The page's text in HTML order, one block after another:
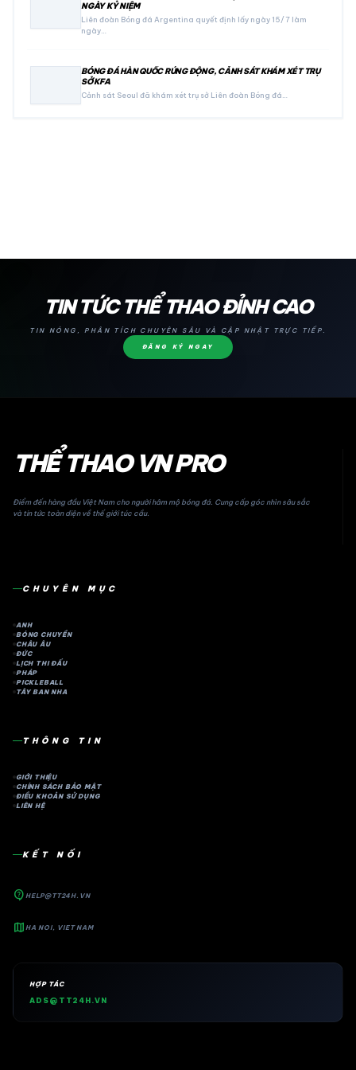
NGÀY KỶ NIỆM
Liên đoàn Bóng đá Argentina quyết định lấy ngày 15/7 làm
ngày…
BÓNG ĐÁ HÀN QUỐC RÚNG ĐỘNG, CẢNH SÁT KHÁM XÉT TRỤ
SỞ KFA
Cảnh sát Seoul đã khám xét trụ sở Liên đoàn Bóng đá…
TIN TỨC THỂ THAO ĐỈNH CAO
TIN NÓNG, PHÂN TÍCH CHUYÊN SÂU VÀ CẬP NHẬT TRỰC TIẾP.
ĐĂNG KÝ NGAY
THỂ THAO VN PRO
Điểm đến hàng đầu Việt Nam cho người hâm mộ bóng đá. Cung cấp góc nhìn sâu sắc
và tin tức toàn diện về thế giới túc cầu.
CHUYÊN MỤC
ANH
BÓNG CHUYỀN
CHÂU ÂU
ĐỨC
LỊCH THI ĐẤU
PHÁP
PICKLEBALL
TÂY BAN NHA
THÔNG TIN
GIỚI THIỆU
CHÍNH SÁCH BẢO MẬT
ĐIỀU KHOẢN SỬ DỤNG
LIÊN HỆ
KẾT NỐI
contact_support HELP@TT24H.VN
map HA NOI, VIET NAM
HỢP TÁC
ADS@TT24H.VN